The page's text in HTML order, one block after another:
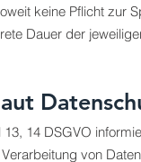
keine Pflicht zur
Dauer der
14 DSGVO
von